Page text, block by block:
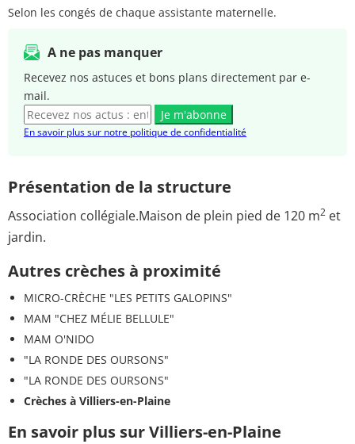
Selon les congés de chaque assistante maternelle.
A ne pas manquer
Recevez nos astuces et bons plans directement par e-
mail.
Je m'abonne
En savoir plus sur notre politique de confidentialité
Présentation de la structure
Association collégiale.Maison de plein pied de 120 m2 et
jardin.
Autres crèches à proximité
MICRO-CRÈCHE "LES PETITS GALOPINS"
MAM "CHEZ MÉLIE BELLULE"
MAM O'NIDO
"LA RONDE DES OURSONS"
"LA RONDE DES OURSONS"
Crèches à Villiers-en-Plaine
En savoir plus sur Villiers-en-Plaine